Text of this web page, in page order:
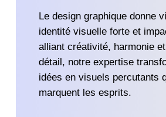
Le design graphique donne
identité visuelle forte et
alliant créativité, harmonie
détail, notre expertise
idées en visuels percutants
marquent les esprits.